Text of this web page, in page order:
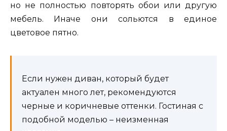
но не полностью повторять обои или другую
мебель. Иначе они сольются в единое
цветовое пятно.
Если нужен диван, который будет
актуален много лет, рекомендуются
черные и коричневые оттенки. Гостиная с
подобной моделью – неизменная